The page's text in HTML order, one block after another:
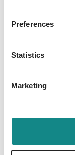
Preferences
Statistics
Marketing